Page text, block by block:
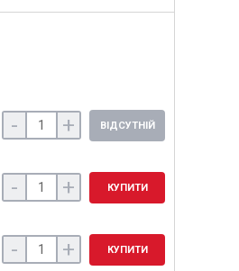
- + ВІДСУТНІЙ
- + КУПИТИ
- + КУПИТИ